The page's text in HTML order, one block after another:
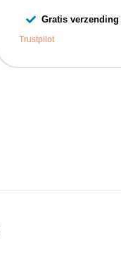
Gratis verzending
Trustpilot